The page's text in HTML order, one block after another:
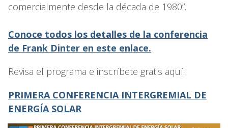
comercialmente desde la década de 1980”.
Conoce todos los detalles de la conferencia
de Frank Dinter en este enlace.
Revisa el programa e inscríbete gratis aquí:
PRIMERA CONFERENCIA INTERGREMIAL DE
ENERGÍA SOLAR